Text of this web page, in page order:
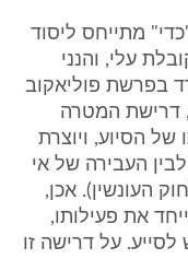
מתייחס ליסוד
עלי, והנני
בפרשת פוליאקוב
דרישת המטרה
הסיוע, ויוצרת
העבירה של אי
פשע (עבירה על סעיף 262 לחוק העונשין). אכן,
את פעילותו,
על דרישה זו